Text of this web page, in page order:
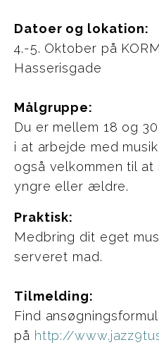
Datoer og lokation:
4.-5. Oktober på
Hasserisgade
Målgruppe:
Du er mellem 18 og 30
i at arbejde med
også velkommen til
yngre eller ældre.
Praktisk:
Medbring dit eget
serveret mad.
Tilmelding:
Find
på http://